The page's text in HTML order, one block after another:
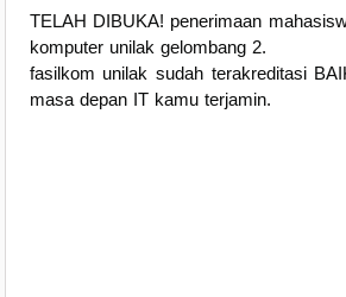
TELAH DIBUKA! penerimaan
komputer unilak gelombang 2.
fasilkom unilak sudah terakreditasi
masa depan IT kamu terjamin.